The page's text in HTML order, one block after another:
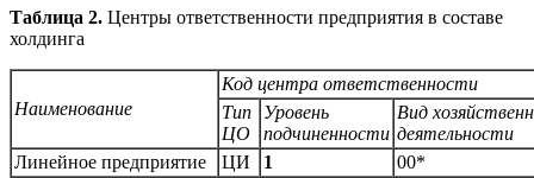
Таблица 2. Центры ответственности предприятия в составе
холдинга
Наименование
Код центра ответственности
Тип
ЦО
Уровень
подчиненности
Вид
деятельности
Линейное предприятие
ЦИ 1
00*